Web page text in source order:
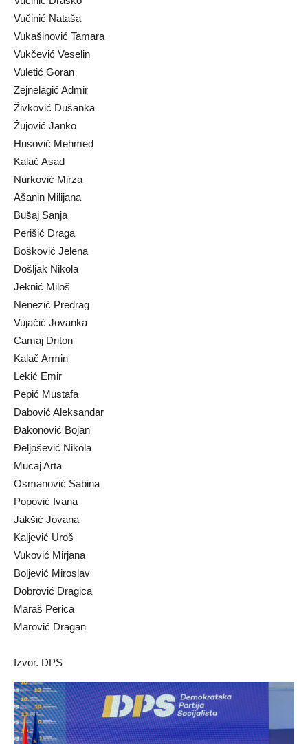
Vučinić Nataša
Vukašinović Tamara
Vukčević Veselin
Vuletić Goran
Zejnelagić Admir
Živković Dušanka
Žujović Janko
Husović Mehmed
Kalač Asad
Nurković Mirza
Ašanin Milijana
Bušaj Sanja
Perišić Draga
Bošković Jelena
Došljak Nikola
Jeknić Miloš
Nenezić Predrag
Vujačić Jovanka
Camaj Driton
Kalač Armin
Lekić Emir
Pepić Mustafa
Dabović Aleksandar
Ðakonović Bojan
Ðeljošević Nikola
Mucaj Arta
Osmanović Sabina
Popović Ivana
Jakšić Jovana
Kaljević Uroš
Vuković Mirjana
Boljević Miroslav
Dobrović Dragica
Maraš Perica
Marović Dragan
Izvor. DPS